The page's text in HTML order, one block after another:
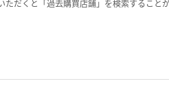
ただくと「過去購買店舗」を検索することが